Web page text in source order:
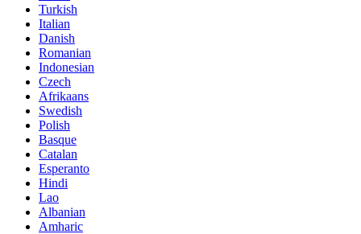
Turkish
Italian
Danish
Romanian
Indonesian
Czech
Afrikaans
Swedish
Polish
Basque
Catalan
Esperanto
Hindi
Lao
Albanian
Amharic